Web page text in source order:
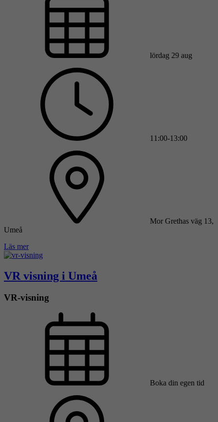
lördag 29 aug
11:00-13:00
Mor Grethas väg 13,
Umeå
Läs mer
VR visning i Umeå
VR-visning
Boka din egen tid